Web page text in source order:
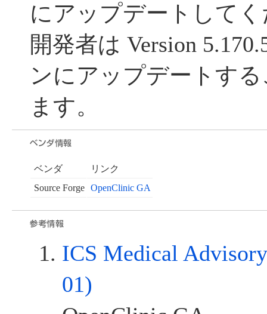
にアップデートして
開発者は Version
ンにアップデートす
ます。
ベンダ
リンク
Source Forge
OpenClinic GA
ICS Medical
01)